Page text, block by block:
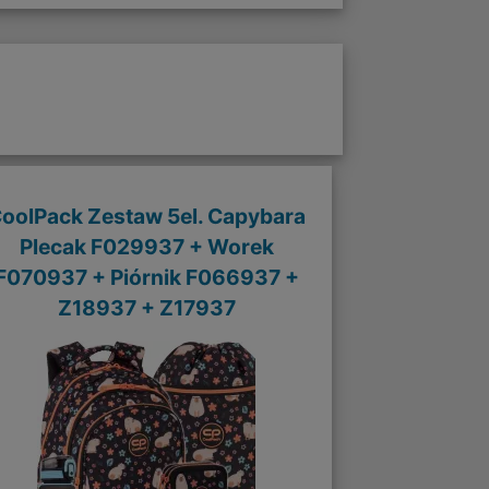
Zestaw 5el. Capybara
Plecak F029937 + Worek
+ Piórnik F066937 +
Z18937 + Z17937